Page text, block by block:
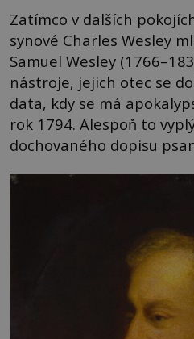
Zatímco v dalších
synové Charles Wesley
Samuel Wesley
nástroje, jejich otec se
data, kdy se má
rok 1794. Alespoň to
dochovaného dopisu